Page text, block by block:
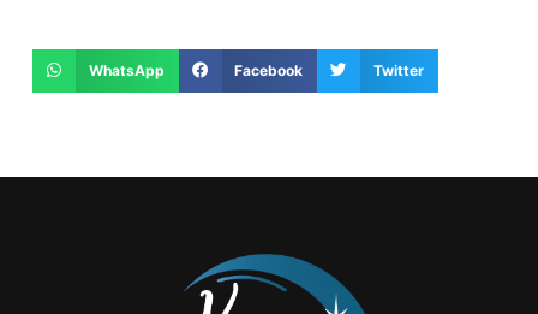
WhatsApp Facebook Twitter